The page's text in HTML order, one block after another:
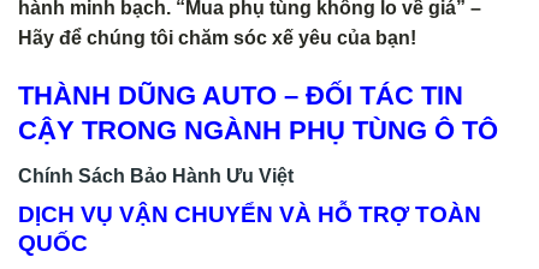
hành minh bạch. “Mua phụ tùng không lo về giá” –
Hãy để chúng tôi chăm sóc xế yêu của bạn!
THÀNH DŨNG AUTO – ĐỐI TÁC TIN
CẬY TRONG NGÀNH PHỤ TÙNG Ô TÔ
Chính Sách Bảo Hành Ưu Việt
DỊCH VỤ VẬN CHUYỂN VÀ HỖ TRỢ TOÀN
QUỐC